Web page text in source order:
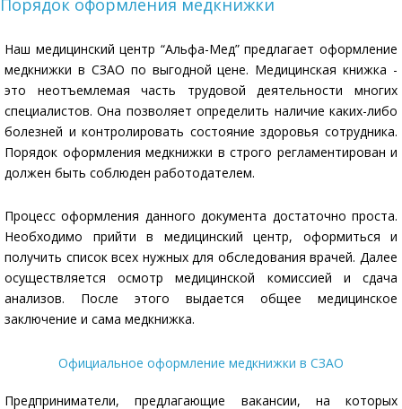
Порядок оформления медкнижки
Наш медицинский центр “Альфа-Мед” предлагает оформление
медкнижки в СЗАО по выгодной цене. Медицинская книжка -
это неотъемлемая часть трудовой деятельности многих
специалистов. Она позволяет определить наличие каких-либо
болезней и контролировать состояние здоровья сотрудника.
Порядок оформления медкнижки в строго регламентирован и
должен быть соблюден работодателем.
Процесс оформления данного документа достаточно проста.
Необходимо прийти в медицинский центр, оформиться и
получить список всех нужных для обследования врачей. Далее
осуществляется осмотр медицинской комиссией и сдача
анализов. После этого выдается общее медицинское
заключение и сама медкнижка.
Официальное оформление медкнижки в СЗАО
Предприниматели, предлагающие вакансии, на которых